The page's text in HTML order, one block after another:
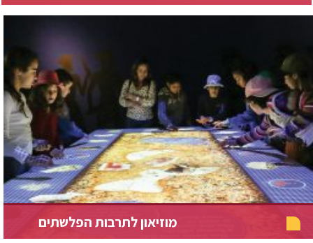
מוזיאון לתרבות הפלשתים